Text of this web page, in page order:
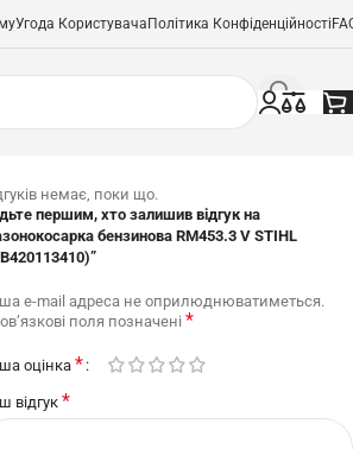
Угода Користувача Політика Конфіденційності
немає, поки що.
першим, хто залишив відгук на
бензинова RM453.3 V STIHL
e-mail адреса не оприлюднюватиметься.
поля позначені*
оцінка *
відгук *